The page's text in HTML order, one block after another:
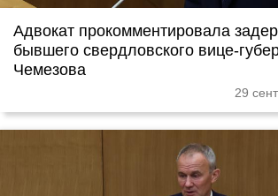
Адвокат прокомментировала
бывшего свердловского вице-
Чемезова
29